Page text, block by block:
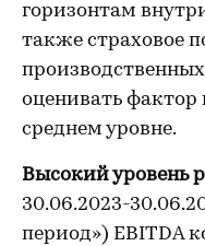
горизонтам
также страховое
оценивать фактор
среднем уровне.
Высокий уровень
30.06.2023-
период») EBITDA